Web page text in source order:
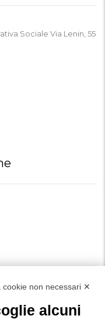
Sociale Via Lenin, 55
cookie non necessari ✕
alcuni